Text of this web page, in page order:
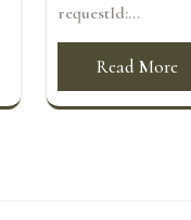
requestId:...
Read More